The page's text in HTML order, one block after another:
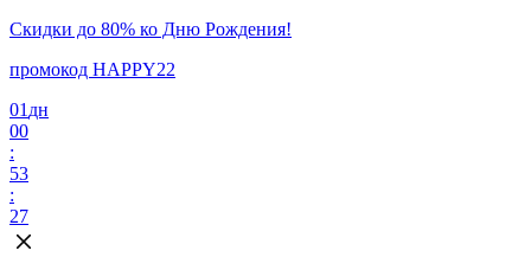
Скидки до 80% ко Дню Рождения!
промокод HAPPY22
01 дн
00
:
53
:
27